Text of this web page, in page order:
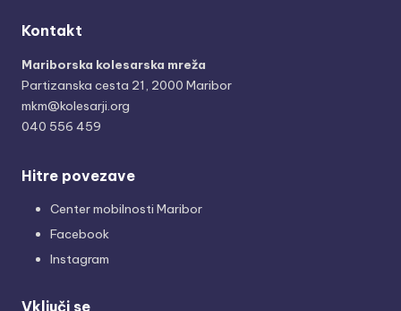
Kontakt
Mariborska kolesarska mreža
Partizanska cesta 21, 2000 Maribor
mkm@kolesarji.org
040 556 459
Hitre povezave
Center mobilnosti Maribor
Facebook
Instagram
Vključi se